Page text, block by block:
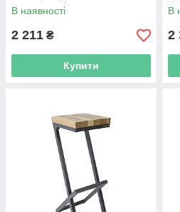
В наявності
2 211 ₴
Купити
В
2